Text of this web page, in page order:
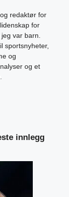
redaktør for
for
var barn.
sportsnyheter,
og
og et
innlegg